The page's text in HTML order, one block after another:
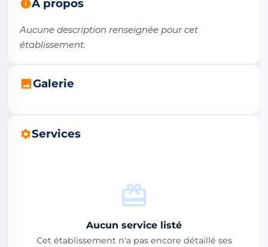
À propos
Aucune description renseignée pour cet
établissement.
Galerie
Services
Aucun service listé
Cet établissement n'a pas encore détaillé ses